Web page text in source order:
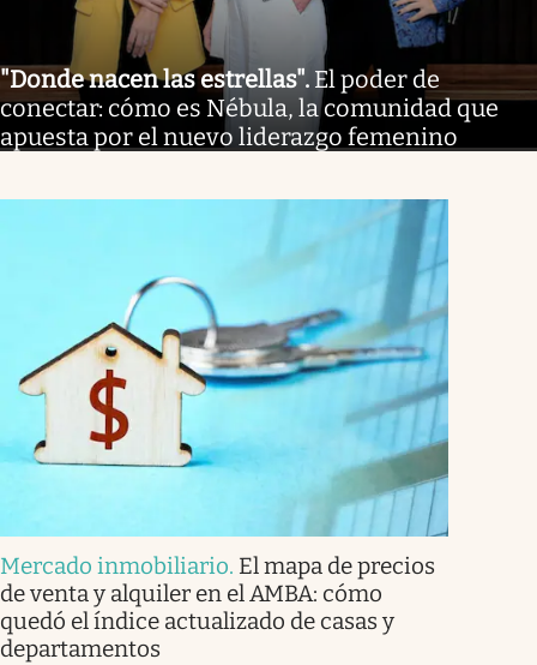
"Donde nacen las estrellas". El poder de
conectar: cómo es Nébula, la comunidad que
apuesta por el nuevo liderazgo femenino
Mercado inmobiliario. El mapa de precios
de venta y alquiler en el AMBA: cómo
quedó el índice actualizado de casas y
departamentos